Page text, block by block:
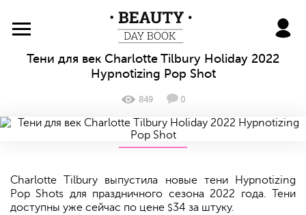
BeautyDayBook
Тени для век Charlotte Tilbury Holiday 2022
Hypnotizing Pop Shot
849 0
Charlotte Tilbury выпустила новые тени Hypnotizing
Pop Shots для праздничного сезона 2022 года. Тени
доступны уже сейчас по цене $34 за штуку.